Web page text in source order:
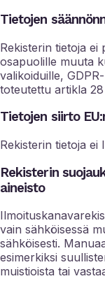
Tietojen
Rekisterin tietoja ei
osapuolille muuta
valikoiduille,
toteutettu artikla
Tietojen siirto
Rekisterin tietoja
Rekisterin
aineisto
vain sähköisessä
sähköisesti.
esimerkiksi
muistioista tai